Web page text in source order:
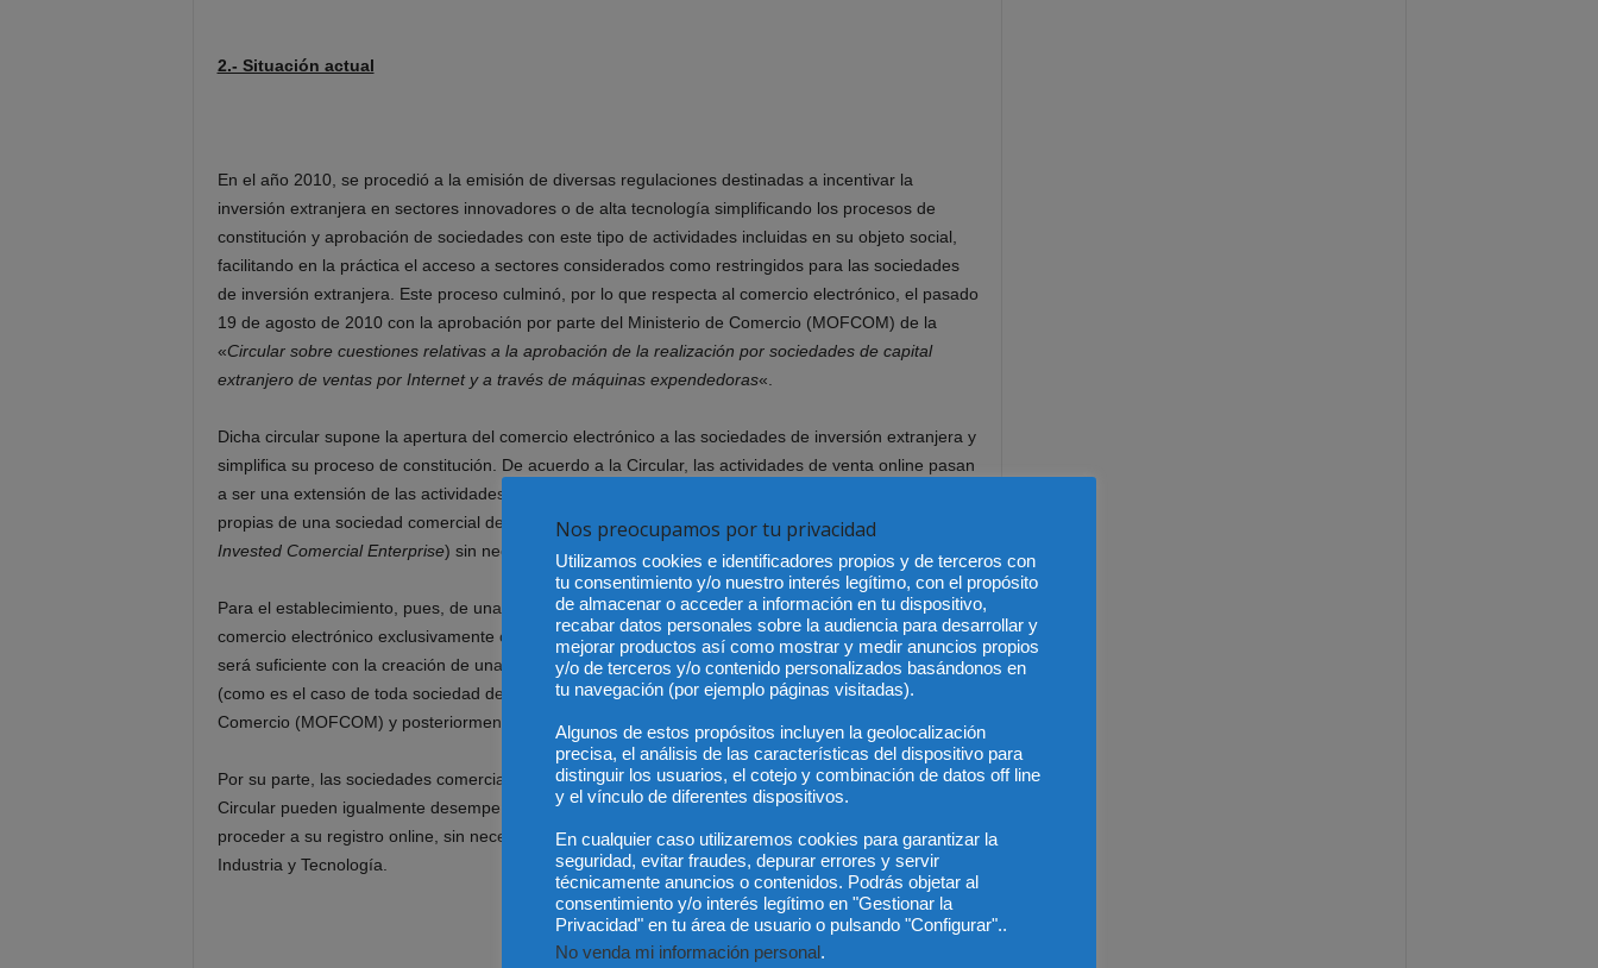
2.- Situación actual
En el año 2010, se procedió a la emisión de diversas regulaciones destinadas a incentivar la
inversión extranjera en sectores innovadores o de alta tecnología simplificando los procesos de
constitución y aprobación de sociedades con este tipo de actividades incluidas en su objeto social,
facilitando en la práctica el acceso a sectores considerados como restringidos para las sociedades
de inversión extranjera. Este proceso culminó, por lo que respecta al comercio electrónico, el pasado
19 de agosto de 2010 con la aprobación por parte del Ministerio de Comercio (MOFCOM) de la
«Circular sobre cuestiones relativas a la aprobación de la realización por sociedades de capital
extranjero de ventas por Internet y a través de máquinas expendedoras«.
Dicha circular supone la apertura del comercio electrónico a las sociedades de inversión extranjera y
simplifica su proceso de constitución. De acuerdo a la Circular, las actividades de venta online pasan
a ser una extensión de las actividades de comercio ordinarias (distribución, comercio minorista, etc)
propias de una sociedad comercial de inversión extranjera (FICE por sus siglas en inglé:
Invested Comercial Enterprise) sin necesidad de obtener una licencia específica para su desarrollo.
Para el establecimiento, pues, de una sociedad que se dedique al desarrollo de actividades de
comercio electrónico exclusivamente o de forma complementaria a otras actividades comerciales,
será suficiente con la creación de una sociedad comercial FICE, estando sujeta tal constitución
(como es el caso de toda sociedad de inversión extranjera) a la aprobación del Ministerio de
Comercio (MOFCOM) y posteriormente de la Administración de Industria y Comercio (AIC).
Por su parte, las sociedades comerciales ya constituidas a la fecha de la entrada en vigor de la
Circular pueden igualmente desempeñar actividades de comercio electrónico siendo suficiente
proceder a su registro online, sin necesidad de obtener aprobación alguna, en el Ministerio de
Industria y Tecnología.
Nos preocupamos por tu privacidad
Utilizamos cookies e identificadores propios y de terceros con
tu consentimiento y/o nuestro interés legítimo, con el propósito
de almacenar o acceder a información en tu dispositivo,
recabar datos personales sobre la audiencia para desarrollar y
mejorar productos así como mostrar y medir anuncios propios
y/o de terceros y/o contenido personalizados basándonos en
tu navegación (por ejemplo páginas visitadas).
Algunos de estos propósitos incluyen la geolocalización
precisa, el análisis de las características del dispositivo para
distinguir los usuarios, el cotejo y combinación de datos off line
y el vínculo de diferentes dispositivos.
En cualquier caso utilizaremos cookies para garantizar la
seguridad, evitar fraudes, depurar errores y servir
técnicamente anuncios o contenidos. Podrás objetar al
consentimiento y/o interés legítimo en "Gestionar la
Privacidad" en tu área de usuario o pulsando "Configurar"..
No venda mi información personal .